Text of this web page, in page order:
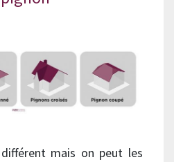
mais on peut les